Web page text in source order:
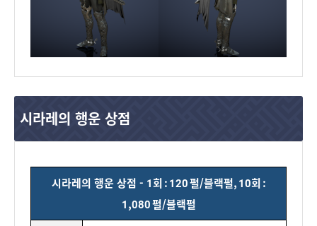
시라레의 행운 상점
시라레의 행운 상점 - 1회 : 120 펄/블랙펄, 10회 :
1,080 펄/블랙펄